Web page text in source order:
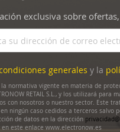
exclusiva sobre
generales y la
normativa vigente en materia de
RETAIL S.L., y los utilizará
con nosotros o nuestro sector. Este
ningún caso cedidos a terceros salvo
de datos en la dirección
en este enlace www.electronow.es